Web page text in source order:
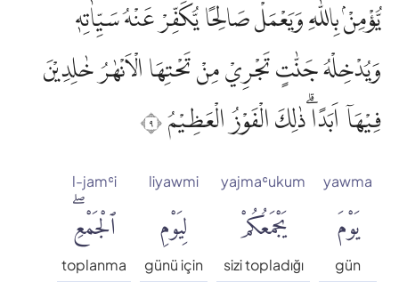
يُّؤْمِنْۢ بِاللّٰهِ وَيَعْمَلْ صَالِحًا يُّكَفِّرْ عَنْهُ سَيِّاٰتِهٖ
وَيُدْخِلْهُ جَنّٰتٍ تَجْرِيْ مِنْ تَحْتِهَا الْاَنْهٰرُ خٰلِدِيْنَ
فِيْهَآ اَبَدًاۗ ذٰلِكَ الْفَوْزُ الْعَظِيْمُ ٩
yawma
يَوْمَ
gün
yajmaʿukum
يَجْمَعُكُمْ
sizi topladığı
liyawmi
لِيَوْمِ
günü için
l-jamʿi
ٱلْجَمْعِۖ
toplanma